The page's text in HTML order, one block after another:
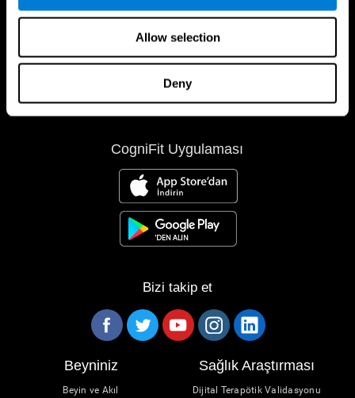
Allow selection
Deny
CogniFit Uygulaması
Bizi takip et
Beyniniz
Beyin ve Akıl
Sağlık Araştırması
Dijital Terapötik Validasyonu